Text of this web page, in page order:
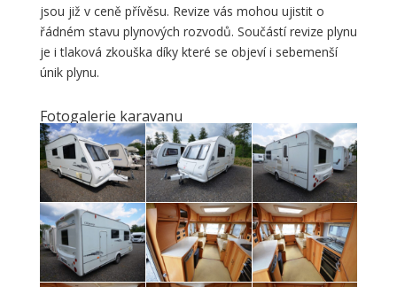
jsou již v ceně přívěsu. Revize vás mohou ujistit o
řádném stavu plynových rozvodů. Součástí revize plynu
je i tlaková zkouška díky které se objeví i sebemenší
únik plynu.
Fotogalerie karavanu